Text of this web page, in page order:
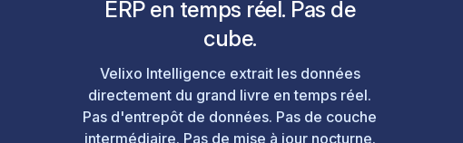
ERP en temps réel. Pas de
cube.
Velixo Intelligence extrait les données
directement du grand livre en temps réel.
Pas d'entrepôt de données. Pas de couche
intermédiaire. Pas de mise à jour nocturne.